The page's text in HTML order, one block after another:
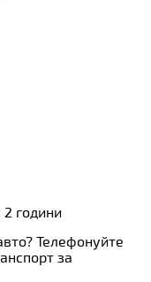
2 години
Телефонуйте
за